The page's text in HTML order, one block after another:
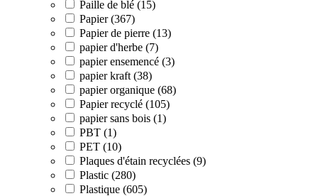
Paille de blé (15)
Papier (367)
Papier de pierre (13)
papier d'herbe (7)
papier ensemencé (3)
papier kraft (38)
papier organique (68)
Papier recyclé (105)
papier sans bois (1)
PBT (1)
PET (10)
Plaques d'étain recyclées (9)
Plastic (280)
Plastique (605)